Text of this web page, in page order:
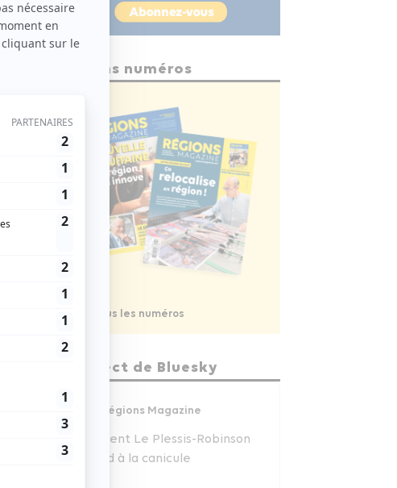
Anciens numéros
Voir tous les numéros
En direct de Bluesky
Régions Magazine
Comment Le Plessis-Robinson
répond à la canicule